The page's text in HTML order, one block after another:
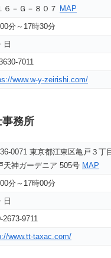
６－Ｇ－８０７ MAP
分～17時30分
日
7011
www.w-y-zeirishi.com/
務所
0071 東京都江東区亀戸３丁
天神ガーデニア 505号 MAP
分～17時00分
日
2673-9711
www.tt-taxac.com/